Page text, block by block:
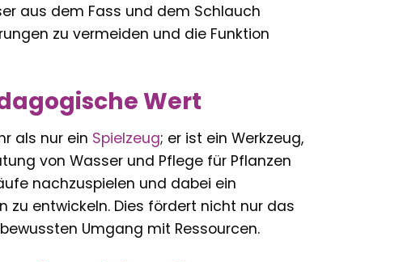
aus dem Fass und dem Schlauch
zu vermeiden und die Funktion
Wert
als nur ein Spielzeug; er ist ein Werkzeug,
von Wasser und Pflege für Pflanzen
nachzuspielen und dabei ein
zu entwickeln. Dies fördert nicht nur das
Umgang mit Ressourcen.